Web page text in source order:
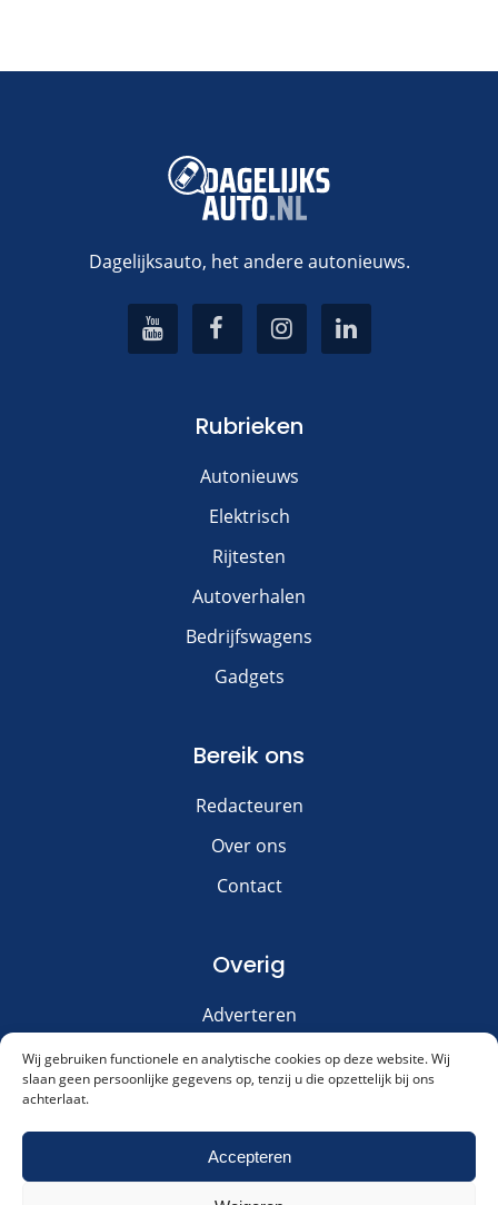
Wij gebruiken functionele en analytische cookies op deze website. Wij
slaan geen persoonlijke gegevens op, tenzij u die opzettelijk bij ons
achterlaat.
Accepteren
Dagelijksauto, het andere autonieuws.
Rubrieken
Autonieuws
Elektrisch
Rijtesten
Autoverhalen
Bedrijfswagens
Gadgets
Bereik ons
Redacteuren
Over ons
Contact
Overig
Adverteren
Disclaimer
Privacy & Cookies